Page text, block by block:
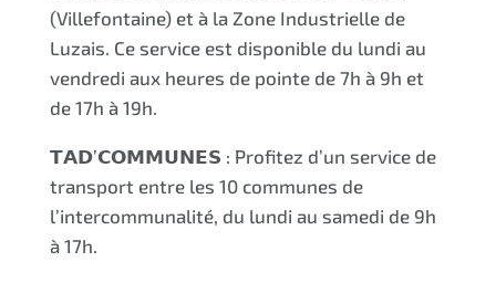
(Villefontaine) et à la Zone Industrielle de
Luzais. Ce service est disponible du lundi au
vendredi aux heures de pointe de 7h à 9h et
de 17h à 19h.
𝗧𝗔𝗗’𝗖𝗢𝗠𝗠𝗨𝗡𝗘𝗦 : Profitez d’un service de
transport entre les 10 communes de
l’intercommunalité, du lundi au samedi de 9h
à 17h.